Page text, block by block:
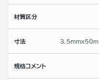
材質区分
寸法 3.5mmx50ｍ
規格コメント